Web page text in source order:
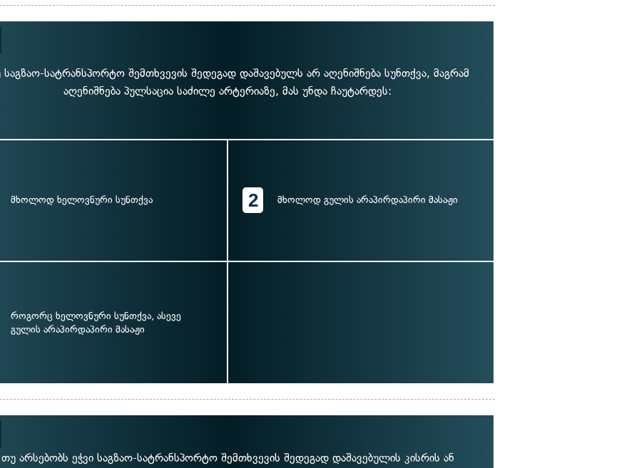
სატრანსპორტო შემთხვევის შედეგად დაშავებულს არ აღენიშნება სუნთქვა, მაგრამ
აღენიშნება პულსაცია საძილე არტერიაზე, მას უნდა ჩაუტარდეს:
მხოლოდ ხელოვნური სუნთქვა 2 მხოლოდ გულის არაპირდაპირი მასაჟი
როგორც ხელოვნური სუნთქვა, ასევე
გულის არაპირდაპირი მასაჟი
თუ არსებობს ეჭვი საგზაო-სატრანსპორტო შემთხვევის შედეგად დაშავებულის კისრის ან